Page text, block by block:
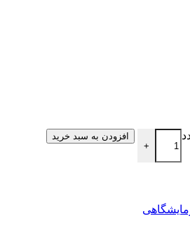
+
افزودن به سبد خرید